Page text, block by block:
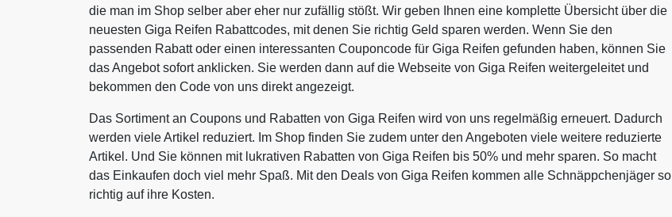
die man im Shop selber aber eher nur zufällig stößt. Wir geben Ihnen eine komplette Übersicht über die
neuesten Giga Reifen Rabattcodes, mit denen Sie richtig Geld sparen werden. Wenn Sie den
passenden Rabatt oder einen interessanten Couponcode für Giga Reifen gefunden haben, können Sie
das Angebot sofort anklicken. Sie werden dann auf die Webseite von Giga Reifen weitergeleitet und
bekommen den Code von uns direkt angezeigt.
Das Sortiment an Coupons und Rabatten von Giga Reifen wird von uns regelmäßig erneuert. Dadurch
werden viele Artikel reduziert. Im Shop finden Sie zudem unter den Angeboten viele weitere reduzierte
Artikel. Und Sie können mit lukrativen Rabatten von Giga Reifen bis 50% und mehr sparen. So macht
das Einkaufen doch viel mehr Spaß. Mit den Deals von Giga Reifen kommen alle Schnäppchenjäger so
richtig auf ihre Kosten.